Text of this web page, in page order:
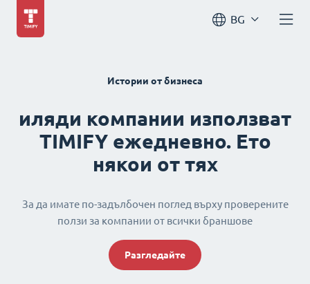
BG
Истории от бизнеса
иляди компании използват
TIMIFY ежедневно. Ето
някои от тях
За да имате по-задълбочен поглед върху проверените
ползи за компании от всички браншове
Разгледайте